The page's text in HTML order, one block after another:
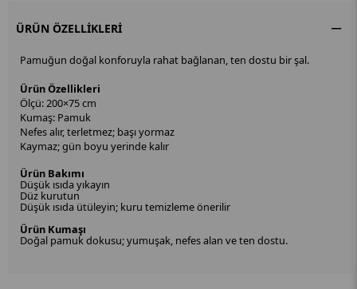
ÜRÜN ÖZELLIKLERI
Pamuğun doğal konforuyla rahat bağlanan, ten dostu bir şal.
Ürün Özellikleri
Ölçü: 200×75 cm
Kumaş: Pamuk
Nefes alır, terletmez; başı yormaz
Kaymaz; gün boyu yerinde kalır
Ürün Bakımı
Düşük ısıda yıkayın
Düz kurutun
Düşük ısıda ütüleyin; kuru temizleme önerilir
Ürün Kumaşı
Doğal pamuk dokusu; yumuşak, nefes alan ve ten dostu.